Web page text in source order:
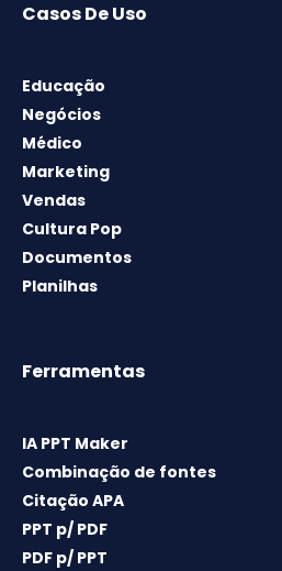
Casos De Uso
Educação
Negócios
Médico
Marketing
Vendas
Cultura Pop
Documentos
Planilhas
Ferramentas
IA PPT Maker
Combinação de fontes
Citação APA
PPT p/ PDF
PDF p/ PPT